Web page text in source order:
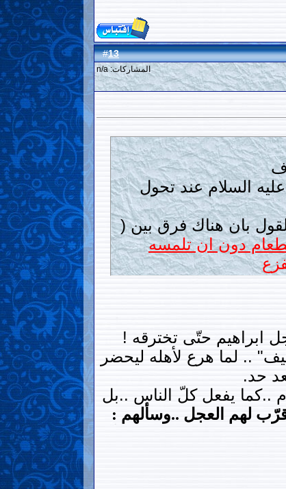
#
13
المشاركات: n/a
السلام عند تحول
بان هناك فرق بين (
دون ان تلمسه
ابراهيم حتّى تخترقه !
.. لما هرع لأهله ليحضر
حد.
..كما يفعل كلّ الناس ..بل
لهم العجل ..وسألهم :